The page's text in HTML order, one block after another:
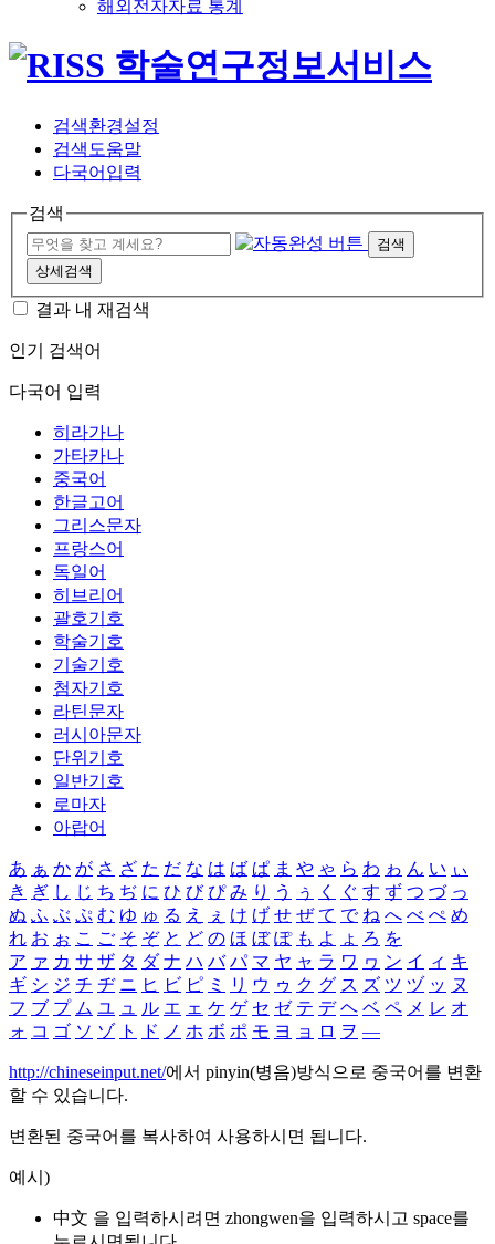
해외전자자료 통계
검색환경설정
검색도움말
다국어입력
검색
검색
상세검색
결과 내 재검색
인기 검색어
다국어 입력
히라가나
가타카나
중국어
한글고어
그리스문자
프랑스어
독일어
히브리어
괄호기호
학술기호
기술기호
첨자기호
라틴문자
러시아문자
단위기호
일반기호
로마자
아랍어
あ ぁ か が さ ざ た だ な は ば ぱ ま や ゃ ら わ ゎ ん い ぃ
き ぎ し じ ち ぢ に ひ び ぴ み り う ぅ く ぐ す ず つ づ っ
ぬ ふ ぶ ぷ む ゆ ゅ る え ぇ け げ せ ぜ て で ね へ べ ぺ め
れ お ぉ こ ご そ ぞ と ど の ほ ぼ ぽ も よ ょ ろ を
ア ァ カ サ ザ タ ダ ナ ハ バ パ マ ヤ ャ ラ ワ ヮ ン イ ィ キ
ギ シ ジ チ ヂ ニ ヒ ビ ピ ミ リ ウ ゥ ク グ ス ズ ツ ヅ ッ ヌ
フ ブ プ ム ユ ュ ル エ ェ ケ ゲ セ ゼ テ デ ヘ ベ ペ メ レ オ
ォ コ ゴ ソ ゾ ト ド ノ ホ ボ ポ モ ヨ ョ ロ ヲ ―
http://chineseinput.net/에서 pinyin(병음)방식으로 중국어를 변환
할 수 있습니다.
변환된 중국어를 복사하여 사용하시면 됩니다.
예시)
中文 을 입력하시려면 zhongwen을 입력하시고 space를